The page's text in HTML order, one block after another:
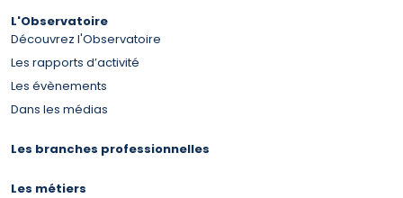
L'Observatoire
Découvrez l'Observatoire
Les rapports d’activité
Les évènements
Dans les médias
Les branches professionnelles
Les métiers